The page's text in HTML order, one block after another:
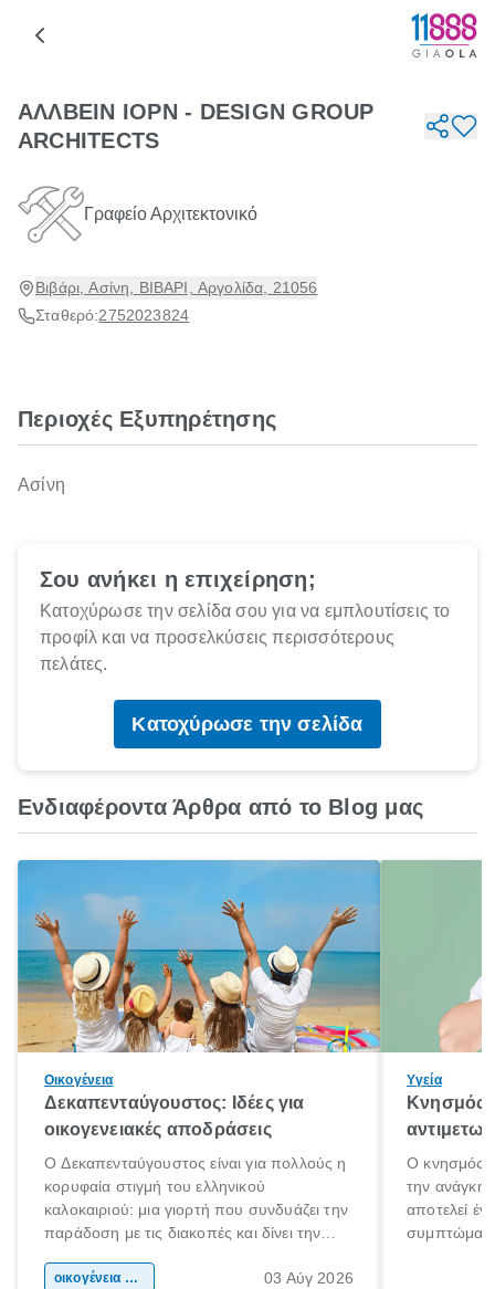
ΑΛΛΒΕΙΝ ΙΟΡΝ - DESIGN GROUP
ARCHITECTS
Γραφείο Αρχιτεκτονικό
Βιβάρι, Ασίνη, ΒΙΒΑΡΙ, Αργολίδα, 21056
Σταθερό:2752023824
Περιοχές Εξυπηρέτησης
Ασίνη
Σου ανήκει η επιχείρηση;
Κατοχύρωσε την σελίδα σου για να εμπλουτίσεις το
προφίλ και να προσελκύσεις περισσότερους
πελάτες.
Κατοχύρωσε την σελίδα
Ενδιαφέροντα Άρθρα από το Blog μας
Οικογένεια
Δεκαπενταύγουστος: Ιδέες για
οικογενειακές αποδράσεις
Ο Δεκαπενταύγουστος είναι για πολλούς η
κορυφαία στιγμή του ελληνικού
καλοκαιριού: μια γιορτή που συνδυάζει την
παράδοση με τις διακοπές και δίνει την
χώρας. Είτε πρόκειται για λίγες μέρες
οικογένεια & παιδί 03 Αύγ 2026
Υγεία
Κνησμός:
Ο κνησμός
την ανάγκη
αποτελεί